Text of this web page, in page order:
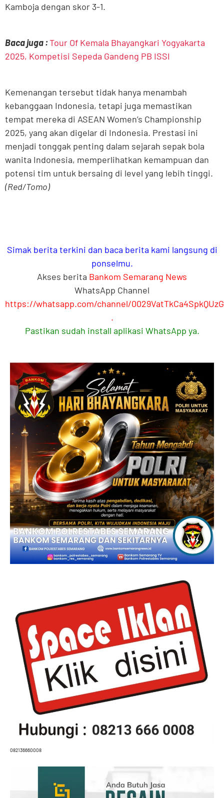
Kamboja dengan skor 3-1.
Baca juga :Tour Of Kemala Bhayangkari Yogyakarta
2025, Kompetisi Sepeda Gandeng PB ISSI
Kemenangan tersebut tidak hanya menambah
kebanggaan Indonesia, tetapi juga memastikan
tempat mereka di ASEAN Women’s Championship
2025, yang akan digelar di Indonesia. Prestasi ini
menjadi tonggak penting dalam sejarah sepak bola
wanita Indonesia, memperlihatkan kemampuan dan
potensi tim untuk bersaing di level yang lebih tinggi.
(Red/Tomo)
Simak berita terkini dan baca berita kami langsung di
ponselmu.
Akses berita Bankom Semarang News
WhatsApp Channel
https://whatsapp.com/channel/
.
Pastikan sudah install aplikasi WhatsApp ya.
082136660008